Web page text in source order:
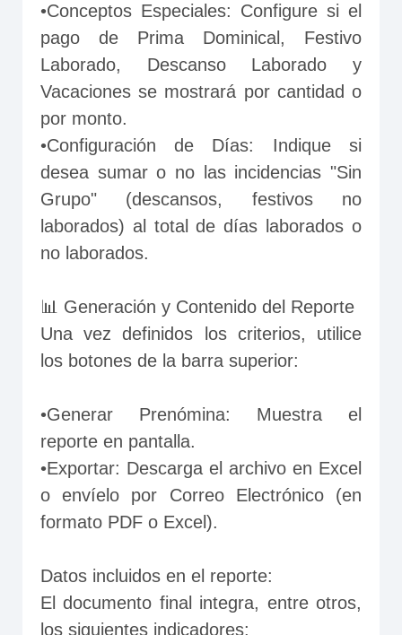
•Conceptos Especiales: Configure si el
pago de Prima Dominical, Festivo
Laborado, Descanso Laborado y
Vacaciones se mostrará por cantidad o
por monto.
•Configuración de Días: Indique si
desea sumar o no las incidencias "Sin
Grupo" (descansos, festivos no
laborados) al total de días laborados o
no laborados.
📊 Generación y Contenido del Reporte
Una vez definidos los criterios, utilice
los botones de la barra superior:
•Generar Prenómina: Muestra el
reporte en pantalla.
•Exportar: Descarga el archivo en Excel
o envíelo por Correo Electrónico (en
formato PDF o Excel).
Datos incluidos en el reporte:
El documento final integra, entre otros,
los siguientes indicadores: